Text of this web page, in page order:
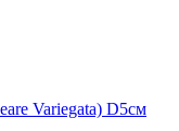
Variegata) D5см